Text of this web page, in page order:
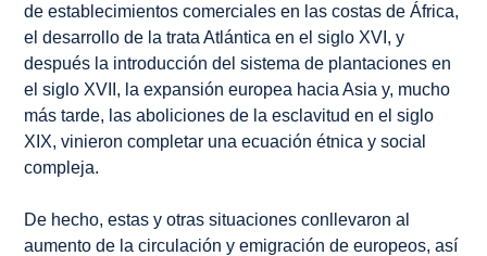
de establecimientos comerciales en las costas de África,
el desarrollo de la trata Atlántica en el siglo XVI, y
después la introducción del sistema de plantaciones en
el siglo XVII, la expansión europea hacia Asia y, mucho
más tarde, las aboliciones de la esclavitud en el siglo
XIX, vinieron completar una ecuación étnica y social
compleja.
De hecho, estas y otras situaciones conllevaron al
aumento de la circulación y emigración de europeos, así